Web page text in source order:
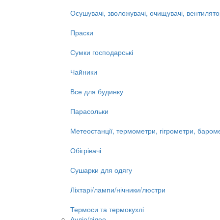
Осушувачі, зволожувачі, очищувачі,
Праски
Сумки господарські
Чайники
Все для будинку
Парасольки
Метеостанції, термометри, гігрометри,
Обігрівачі
Сушарки для одягу
Ліхтарі/лампи/нічники/люстри
Термоси та термокухлі